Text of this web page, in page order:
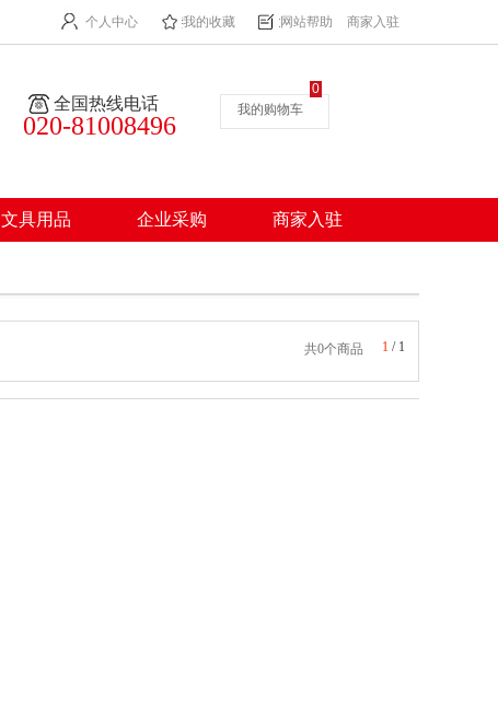
个人中心 我的收藏 网站帮助 商家入驻
全国热线电话
020-81008496
我的购物车
0
文具用品 企业采购 商家入驻
共0个商品 1 / 1